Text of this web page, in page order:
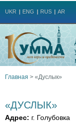
UKR ENG RUS AR
здесь
Главная > «Дуслык»
«ДУСЛЫК»
Адрес: г. Голубовка